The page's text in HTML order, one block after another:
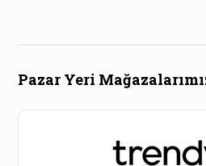
Pazar Yeri